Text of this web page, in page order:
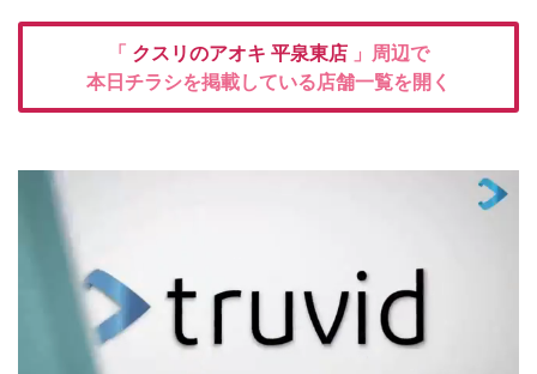
「 クスリのアオキ 平泉東店 」周辺で
本日チラシを掲載している店舗一覧を開く